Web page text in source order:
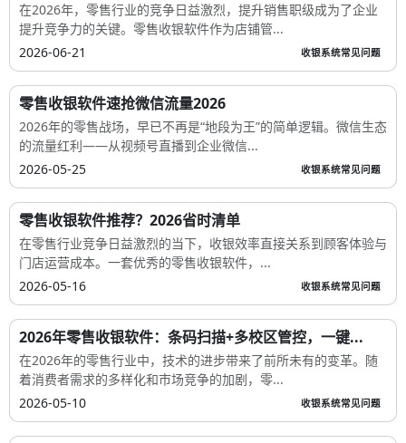
在2026年，零售行业的竞争日益激烈，提升销售职级成为了企业
提升竞争力的关键。零售收银软件作为店铺管...
2026-06-21
收银系统常见问题
零售收银软件速抢微信流量2026
2026年的零售战场，早已不再是“地段为王”的简单逻辑。微信生态
的流量红利——从视频号直播到企业微信...
2026-05-25
收银系统常见问题
零售收银软件推荐？2026省时清单
在零售行业竞争日益激烈的当下，收银效率直接关系到顾客体验与
门店运营成本。一套优秀的零售收银软件，...
2026-05-16
收银系统常见问题
2026年零售收银软件：条码扫描+多校区管控，一键...
在2026年的零售行业中，技术的进步带来了前所未有的变革。随
着消费者需求的多样化和市场竞争的加剧，零...
2026-05-10
收银系统常见问题